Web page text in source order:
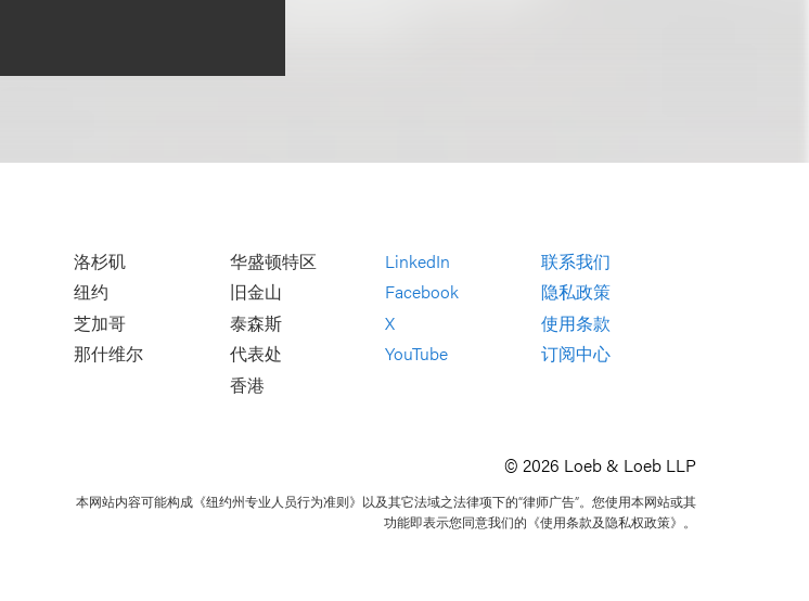
洛杉矶
纽约
芝加哥
那什维尔
华盛顿特区
旧金山
泰森斯
代表处
香港
LinkedIn
Facebook
X
YouTube
联系我们
隐私政策
使用条款
订阅中心
© 2026 Loeb & Loeb LLP
本网站内容可能构成《纽约州专业人员行为准则》以及其它法域之法律项下的“律师广告”。您使用本网站或其
功能即表示您同意我们的《使用条款及隐私权政策》。